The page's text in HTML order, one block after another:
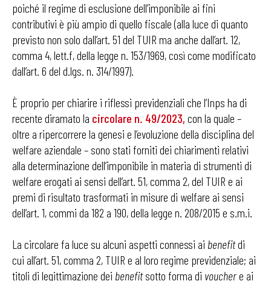
poiché il regime di esclusione dell’imponibile ai fini
contributivi è più ampio di quello fiscale (alla luce di quanto
previsto non solo dall’art. 51 del TUIR ma anche dall’art. 12,
comma 4, lett.f, della legge n. 153/1969, così come modificato
dall’art. 6 del d.lgs. n. 314/1997).
È proprio per chiarire i riflessi previdenziali che l’Inps ha di
recente diramato la circolare n. 49/2023, con la quale –
oltre a ripercorrere la genesi e l’evoluzione della disciplina del
welfare aziendale – sono stati forniti dei chiarimenti relativi
alla determinazione dell’imponibile in materia di strumenti di
welfare erogati ai sensi dell’art. 51, comma 2, del TUIR e ai
premi di risultato trasformati in misure di welfare ai sensi
dell’art. 1, commi da 182 a 190, della legge n. 208/2015 e s.m.i.
La circolare fa luce su alcuni aspetti connessi ai benefitdi
cui all’art. 51, comma 2, TUIR e al loro regime previdenziale; ai
titoli di legittimazione dei benefitsotto forma di vouchere ai